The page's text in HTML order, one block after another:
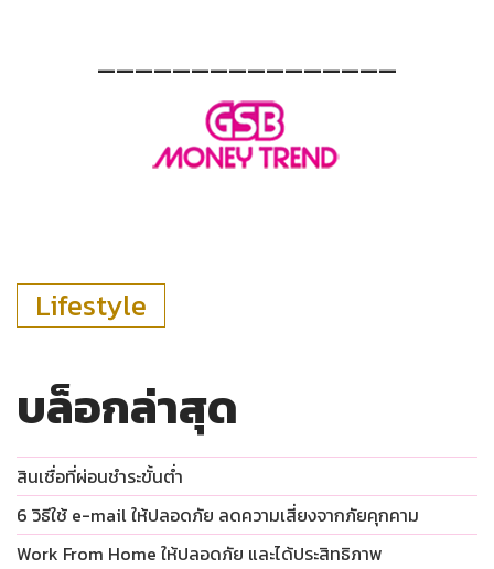
————————————————
Lifestyle
บล็อกล่าสุด
สินเชื่อที่ผ่อนชำระขั้นต่ำ
6 วิธีใช้ e-mail ให้ปลอดภัย ลดความเสี่ยงจากภัยคุกคาม
Work From Home ให้ปลอดภัย และได้ประสิทธิภาพ